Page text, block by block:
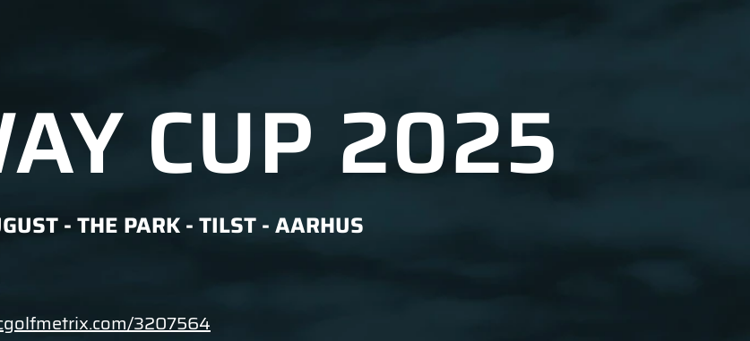
CUP 2025
- THE PARK - TILST - AARHUS
3207564